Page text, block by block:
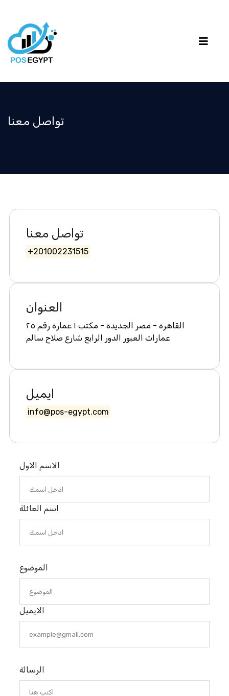
تواصل معنا
تواصل معنا
+201002231515
العنوان
القاهرة - مصر الجديدة - مكتب ١ عمارة رقم ٢٥
ايميل
info@pos-egypt.com
الاسم الاول
اسم العائلة
الموضوع
الايميل
الرسالة